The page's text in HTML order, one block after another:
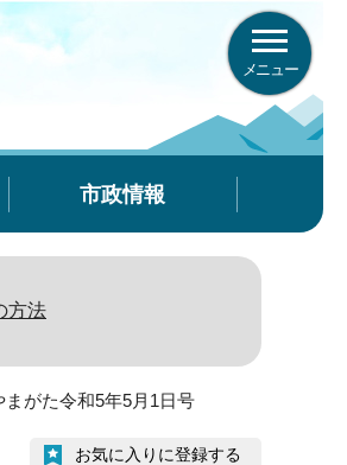
メニュー
市政情報
方法
まがた令和5年5月1日号
お気に入りに登録する